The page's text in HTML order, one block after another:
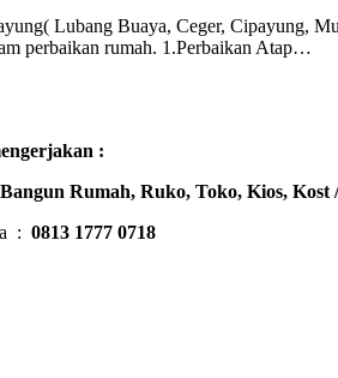
Lubang Buaya, Ceger, Cipayung,
perbaikan rumah. 1.Perbaikan Atap…
:
Rumah, Ruko, Toko, Kios,
: 0813 1777 0718